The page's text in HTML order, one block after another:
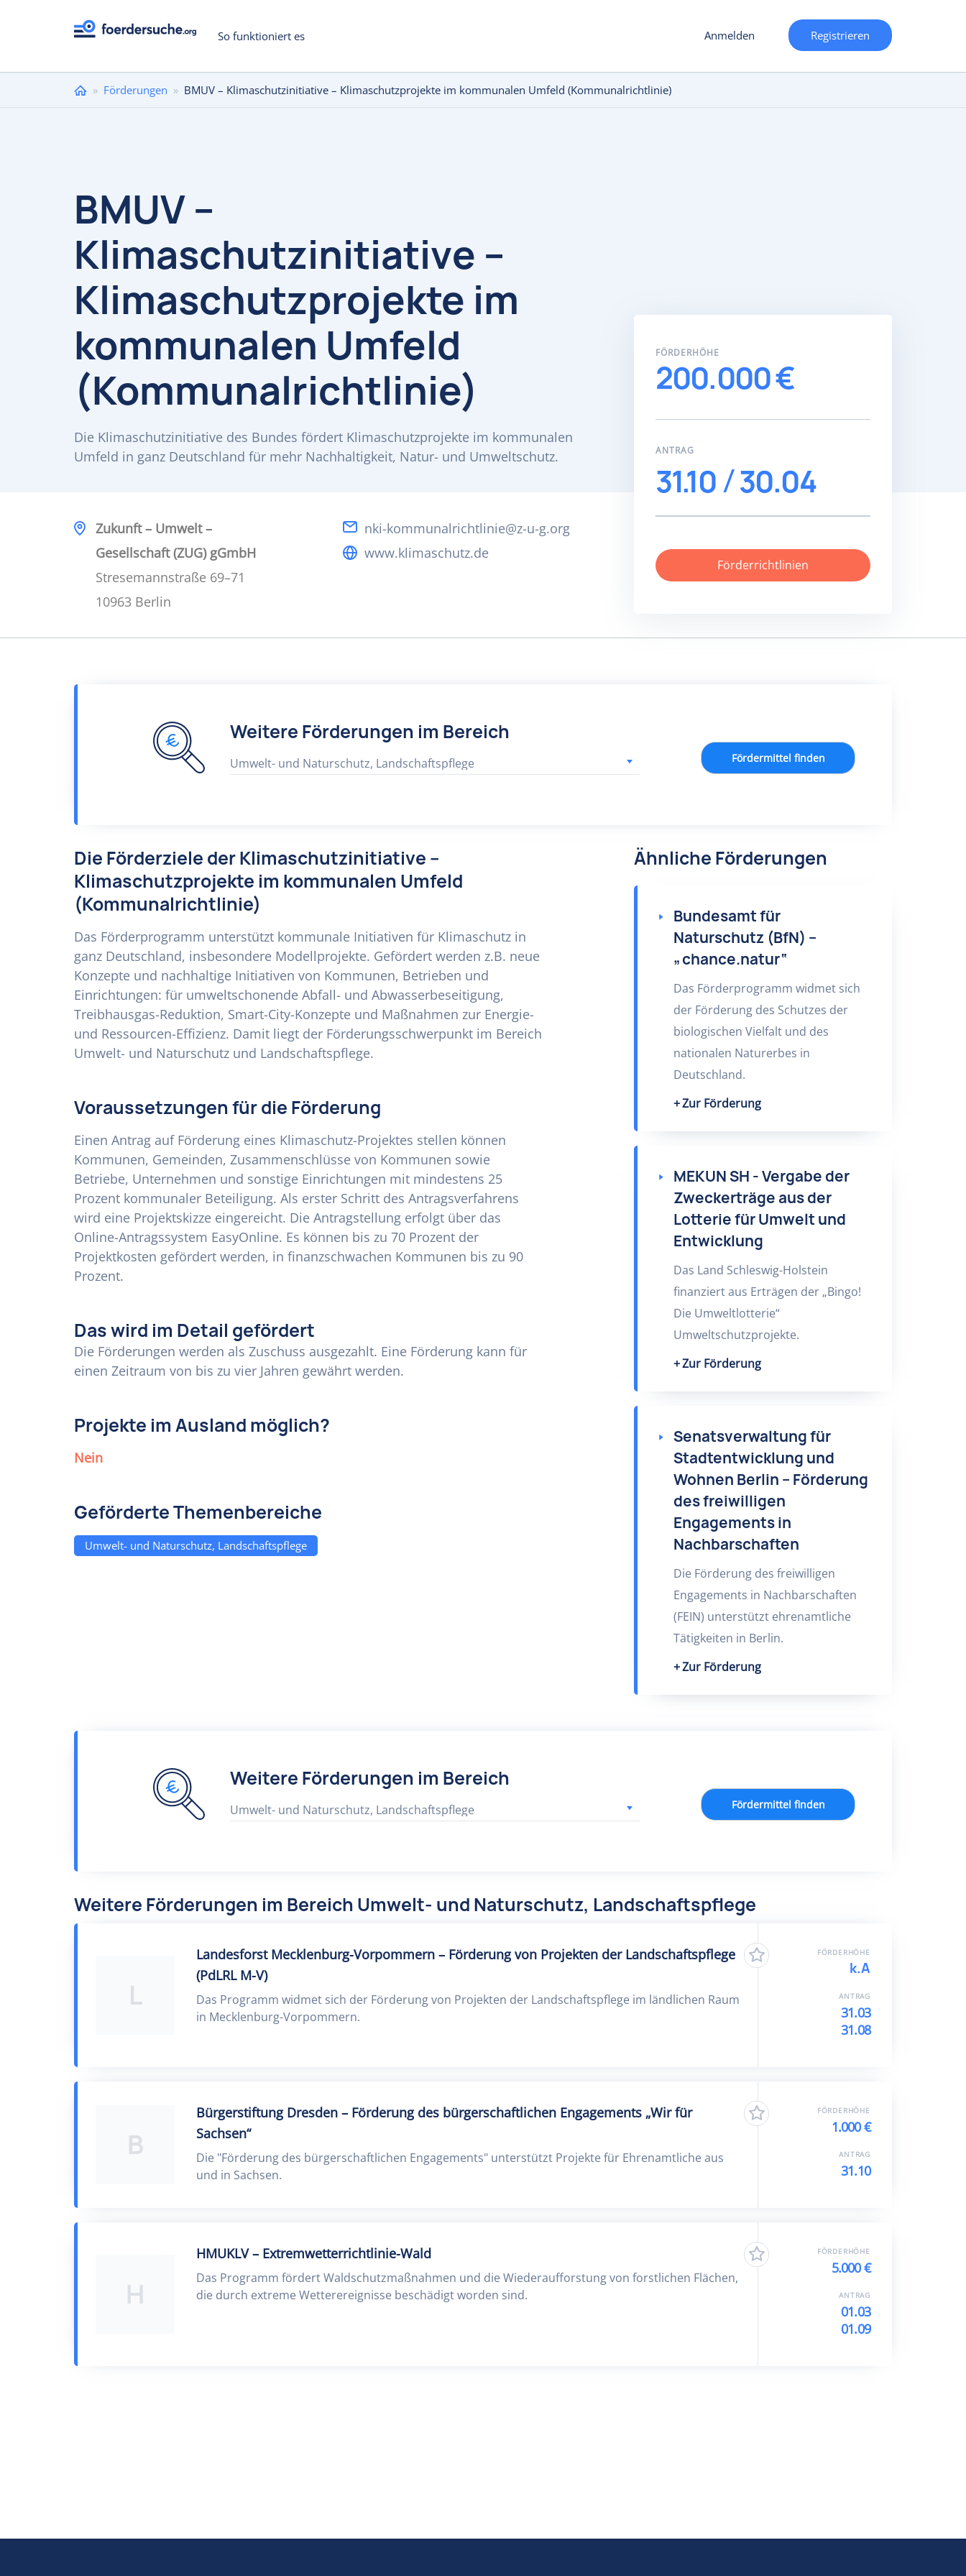
So funktioniert es Anmelden Registrieren
Sie
» Förderungen » BMUV – Klimaschutzinitiative – Klimaschutzprojekte im kommunalen Umfeld (Kommunalrichtlinie)
BMUV –
Klimaschutzinitiative –
Klimaschutzprojekte im
kommunalen Umfeld
(Kommunalrichtlinie)
Die Klimaschutzinitiative des Bundes fördert Klimaschutzprojekte im kommunalen
Umfeld in ganz Deutschland für mehr Nachhaltigkeit, Natur- und Umweltschutz.
Zukunft – Umwelt –
Gesellschaft (ZUG) gGmbH
Stresemannstraße 69–71
10963 Berlin
nki-kommunalrichtlinie@z-u-g.org
www.klimaschutz.de
FÖRDERHÖHE
200.000 €
ANTRAG
31.10 30.04
Förderrichtlinien
Weitere Förderungen im Bereich
Umwelt- und Naturschutz, Landschaftspflege Fördermittel finden
Die Förderziele der Klimaschutzinitiative –
Klimaschutzprojekte im kommunalen Umfeld
(Kommunalrichtlinie)
Das Förderprogramm unterstützt kommunale Initiativen für Klimaschutz in
ganz Deutschland, insbesondere Modellprojekte. Gefördert werden z.B. neue
Konzepte und nachhaltige Initiativen von Kommunen, Betrieben und
Einrichtungen: für umweltschonende Abfall- und Abwasserbeseitigung,
Treibhausgas-Reduktion, Smart-City-Konzepte und Maßnahmen zur Energie-
und Ressourcen-Effizienz. Damit liegt der Förderungsschwerpunkt im Bereich
Umwelt- und Naturschutz und Landschaftspflege.
Voraussetzungen für die Förderung
Einen Antrag auf Förderung eines Klimaschutz-Projektes stellen können
Kommunen, Gemeinden, Zusammenschlüsse von Kommunen sowie
Betriebe, Unternehmen und sonstige Einrichtungen mit mindestens 25
Prozent kommunaler Beteiligung. Als erster Schritt des Antragsverfahrens
wird eine Projektskizze eingereicht. Die Antragstellung erfolgt über das
Online-Antragssystem EasyOnline. Es können bis zu 70 Prozent der
Projektkosten gefördert werden, in finanzschwachen Kommunen bis zu 90
Prozent.
Das wird im Detail gefördert
Die Förderungen werden als Zuschuss ausgezahlt. Eine Förderung kann für
einen Zeitraum von bis zu vier Jahren gewährt werden.
Projekte im Ausland möglich?
Nein
Geförderte Themenbereiche
Umwelt- und Naturschutz, Landschaftspflege
Ähnliche Förderungen
Bundesamt für
Naturschutz (BfN) –
„chance.natur“
Das Förderprogramm widmet sich
der Förderung des Schutzes der
biologischen Vielfalt und des
nationalen Naturerbes in
Deutschland.
Zur Förderung
MEKUN SH - Vergabe der
Zweckerträge aus der
Lotterie für Umwelt und
Entwicklung
Das Land Schleswig-Holstein
finanziert aus Erträgen der „Bingo!
Die Umweltlotterie“
Umweltschutzprojekte.
Zur Förderung
Senatsverwaltung für
Stadtentwicklung und
Wohnen Berlin – Förderung
des freiwilligen
Engagements in
Nachbarschaften
Die Förderung des freiwilligen
Engagements in Nachbarschaften
(FEIN) unterstützt ehrenamtliche
Tätigkeiten in Berlin.
Zur Förderung
Weitere Förderungen im Bereich
Umwelt- und Naturschutz, Landschaftspflege Fördermittel finden
Weitere Förderungen im Bereich Umwelt- und Naturschutz, Landschaftspflege
L
Landesforst Mecklenburg-Vorpommern – Förderung von Projekten der Landschaftspflege
(PdLRL M-V)
Das Programm widmet sich der Förderung von Projekten der Landschaftspflege im ländlichen Raum
in Mecklenburg-Vorpommern.
FÖRDERHÖHE
k.A
ANTRAG
31.03
31.08
B
Bürgerstiftung Dresden – Förderung des bürgerschaftlichen Engagements „Wir für
Sachsen“
Die "Förderung des bürgerschaftlichen Engagements" unterstützt Projekte für Ehrenamtliche aus
und in Sachsen.
FÖRDERHÖHE
1.000 €
ANTRAG
31.10
H
HMUKLV – Extremwetterrichtlinie-Wald
Das Programm fördert Waldschutzmaßnahmen und die Wiederaufforstung von forstlichen Flächen,
die durch extreme Wetterereignisse beschädigt worden sind.
FÖRDERHÖHE
5.000 €
ANTRAG
01.03
01.09